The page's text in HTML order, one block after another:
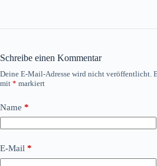
Schreibe einen Kommentar
Deine E-Mail-Adresse wird nicht veröffentlicht.
mit * markiert
Name *
E-Mail *